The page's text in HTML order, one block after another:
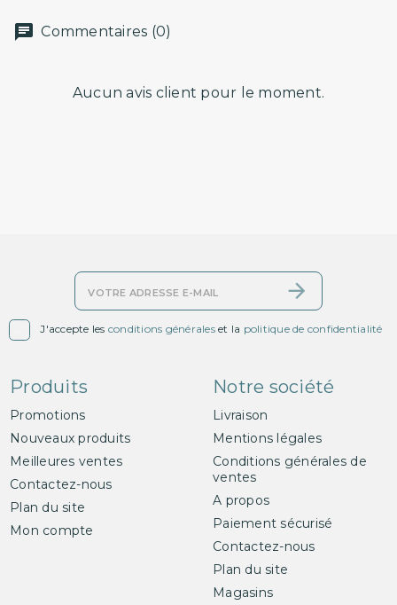
Commentaires (0)
Aucun avis client pour le moment.
J'accepte les conditions généraleset la politique de confidentialité
Produits
Promotions
Nouveaux produits
Meilleures ventes
Contactez-nous
Plan du site
Mon compte
Notre société
Livraison
Mentions légales
Conditions générales de
ventes
A propos
Paiement sécurisé
Contactez-nous
Plan du site
Magasins